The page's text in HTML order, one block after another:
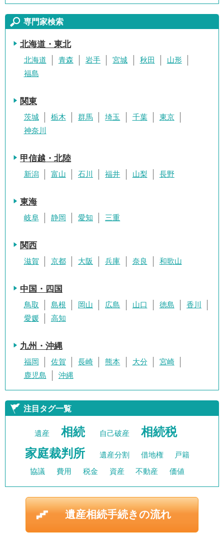
専門家検索
北海道・東北
北海道 青森 岩手 宮城 秋田
山形
福島
関東
茨城 栃木 群馬 埼玉 千葉
東京
神奈川
甲信越・北陸
新潟 富山 石川 福井 山梨 長野
東海
岐阜 静岡 愛知 三重
関西
滋賀 京都 大阪 兵庫 奈良 和歌山
中国・四国
鳥取 島根 岡山 広島 山口 徳島
香川
愛媛
高知
九州・沖縄
福岡 佐賀 長崎 熊本 大分
宮崎
鹿児島
沖縄
注目タグ一覧
遺産 相続 自己破産
相続税
家庭裁判所
遺産分割 借地権 戸籍
協議 費用 税金 資産 不動産 価値
遺産相続手続きの流れ